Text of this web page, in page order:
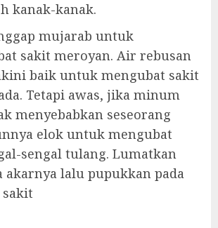
kanak-kanak.
mujarab untuk
sakit meroyan. Air rebusan
baik untuk mengubat sakit
Tetapi awas, jika minum
menyebabkan seseorang
elok untuk mengubat
sengal tulang. Lumatkan
akarnya lalu pupukkan pada